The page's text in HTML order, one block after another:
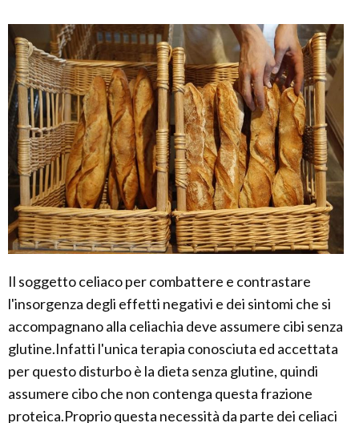
Il soggetto celiaco per combattere e contrastare
l'insorgenza degli effetti negativi e dei sintomi che si
accompagnano alla celiachia deve assumere cibi senza
glutine.Infatti l'unica terapia conosciuta ed accettata
per questo disturbo è la dieta senza glutine, quindi
assumere cibo che non contenga questa frazione
proteica.Proprio questa necessità da parte dei celiaci